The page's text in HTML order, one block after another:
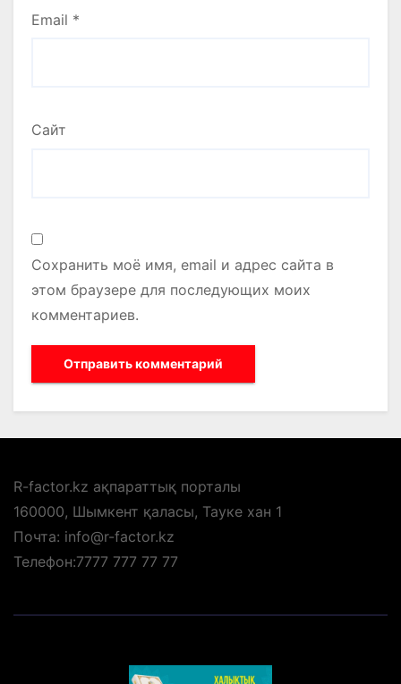
Email *
Сайт
Сохранить моё имя, email и адрес сайта в
этом браузере для последующих моих
комментариев.
R-factor.kz ақпараттық порталы
160000, Шымкент қаласы, Тауке хан 1
Почта: info@r-factor.kz
Телефон:7777 777 77 77